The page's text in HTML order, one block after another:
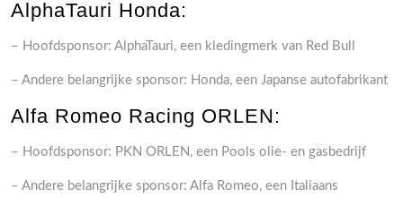
AlphaTauri Honda:
– Hoofdsponsor: AlphaTauri, een kledingmerk van Red Bull
– Andere belangrijke sponsor: Honda, een Japanse autofabrikant
Alfa Romeo Racing ORLEN:
– Hoofdsponsor: PKN ORLEN, een Pools olie- en gasbedrijf
– Andere belangrijke sponsor: Alfa Romeo, een Italiaans